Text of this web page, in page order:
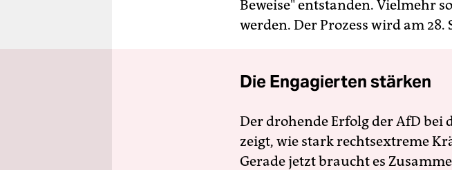
Beweise" entstanden. Vielmehr
werden. Der Prozess wird am 28.
Die Engagierten stärken
Der drohende Erfolg der AfD bei
zeigt, wie stark rechtsextreme
Gerade jetzt braucht es